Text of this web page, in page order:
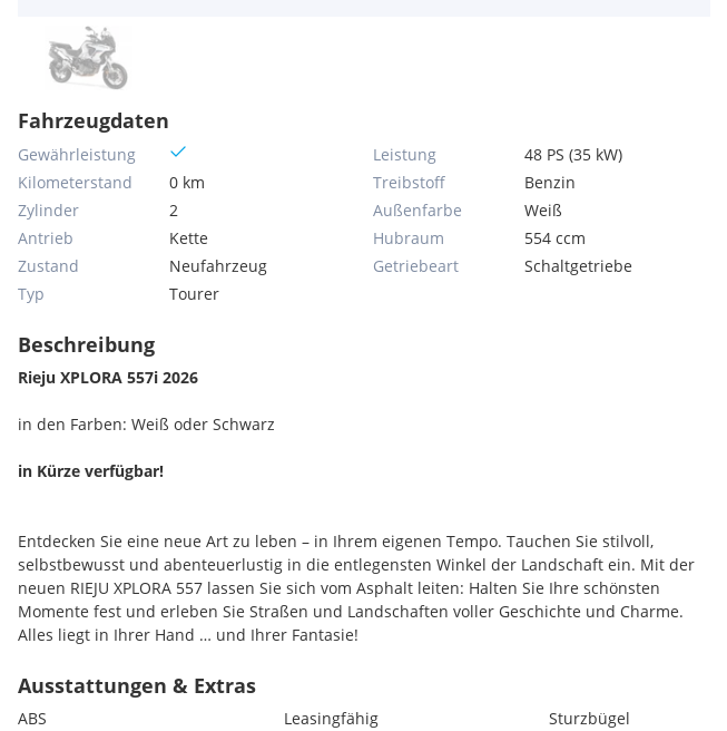
Fahrzeugdaten
Gewährleistung
Kilometerstand
0 km
Zylinder
2
Antrieb
Kette
Zustand
Neufahrzeug
Typ
Tourer
Leistung
48 PS (35 kW)
Treibstoff
Benzin
Außenfarbe
Weiß
Hubraum
554 ccm
Getriebeart
Schaltgetriebe
Beschreibung
Rieju XPLORA 557i 2026
in den Farben: Weiß oder Schwarz
in Kürze verfügbar!
Entdecken Sie eine neue Art zu leben – in Ihrem eigenen Tempo. Tauchen Sie stilvoll,
selbstbewusst und abenteuerlustig in die entlegensten Winkel der Landschaft ein. Mit der
neuen RIEJU XPLORA 557 lassen Sie sich vom Asphalt leiten: Halten Sie Ihre schönsten
Momente fest und erleben Sie Straßen und Landschaften voller Geschichte und Charme.
Alles liegt in Ihrer Hand … und Ihrer Fantasie!
ein spontanes Ansprechverhalten, das Sie von der ersten Fahrt an begeistern wird. Es
verfügt außerdem über erstklassige Komponenten, darunter ein KYB-Fahrwerk, 17-Zoll-
Ausstattungen & Extras
ABS
Leasingfähig
Sturzbügel